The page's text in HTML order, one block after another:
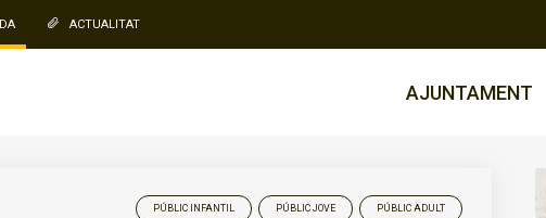
ACTUALITAT
AJUNTAMENT
PÚBLIC INFANTIL PÚBLIC JOVE PÚBLIC ADULT